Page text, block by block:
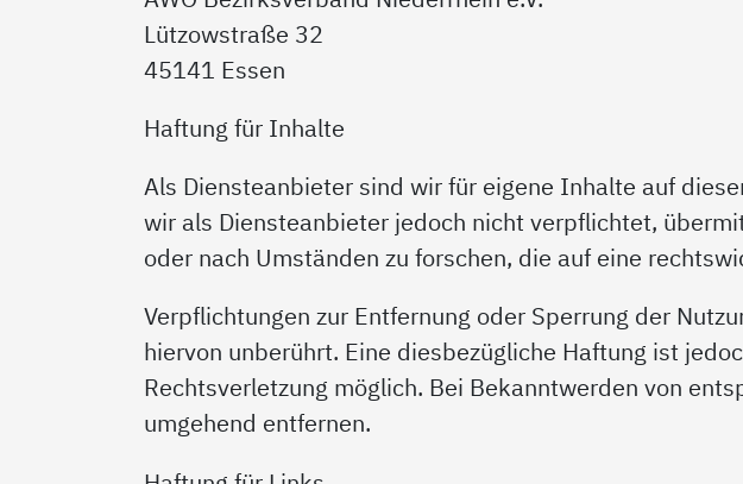
Lützowstraße 32
45141 Essen
Haftung für Inhalte
Als Diensteanbieter sind wir für eigene Inhalte auf
wir als Diensteanbieter jedoch nicht verpflichtet,
oder nach Umständen zu forschen, die auf eine
Verpflichtungen zur Entfernung oder Sperrung der
hiervon unberührt. Eine diesbezügliche Haftung ist
Rechtsverletzung möglich. Bei Bekanntwerden von
umgehend entfernen.